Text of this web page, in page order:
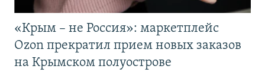
«Крым – не Россия»: маркетплейс
Ozon прекратил прием новых заказов
на Крымском полуострове